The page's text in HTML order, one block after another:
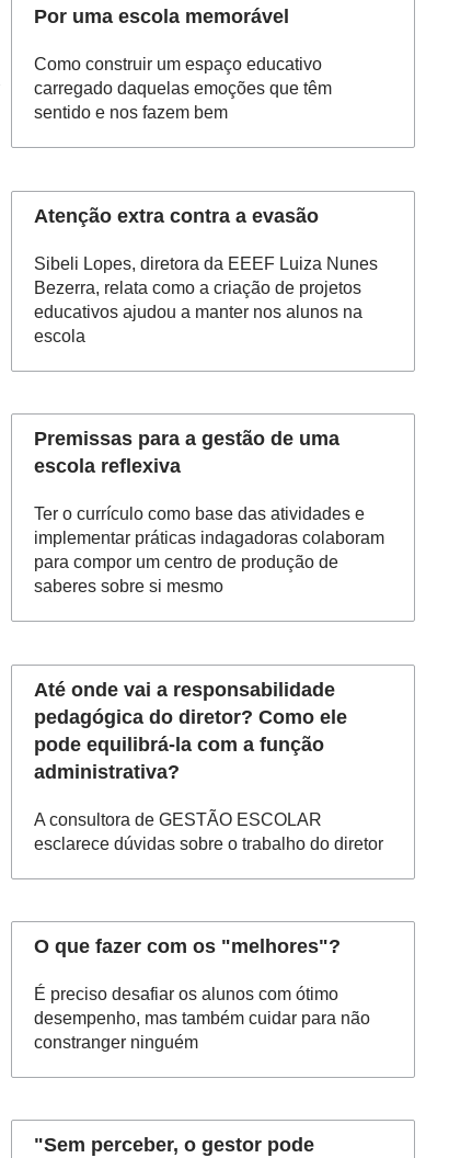
Por uma escola memorável
Como construir um espaço educativo
carregado daquelas emoções que têm
sentido e nos fazem bem
Atenção extra contra a evasão
Sibeli Lopes, diretora da EEEF Luiza Nunes
Bezerra, relata como a criação de projetos
educativos ajudou a manter nos alunos na
escola
Premissas para a gestão de uma
escola reflexiva
Ter o currículo como base das atividades e
implementar práticas indagadoras colaboram
para compor um centro de produção de
saberes sobre si mesmo
Até onde vai a responsabilidade
pedagógica do diretor? Como ele
pode equilibrá-la com a função
administrativa?
A consultora de GESTÃO ESCOLAR
esclarece dúvidas sobre o trabalho do diretor
O que fazer com os "melhores"?
É preciso desafiar os alunos com ótimo
desempenho, mas também cuidar para não
constranger ninguém
"Sem perceber, o gestor pode